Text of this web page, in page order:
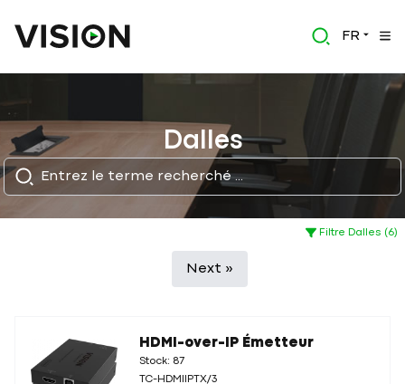
FR
Dalles
Filtre Dalles (6)
Next »
HDMI-over-IP Émetteur
Stock: 87
TC-HDMIIPTX/3